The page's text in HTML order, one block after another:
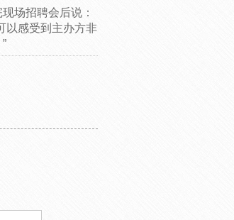
场招聘会后说：
以感受到主办方非